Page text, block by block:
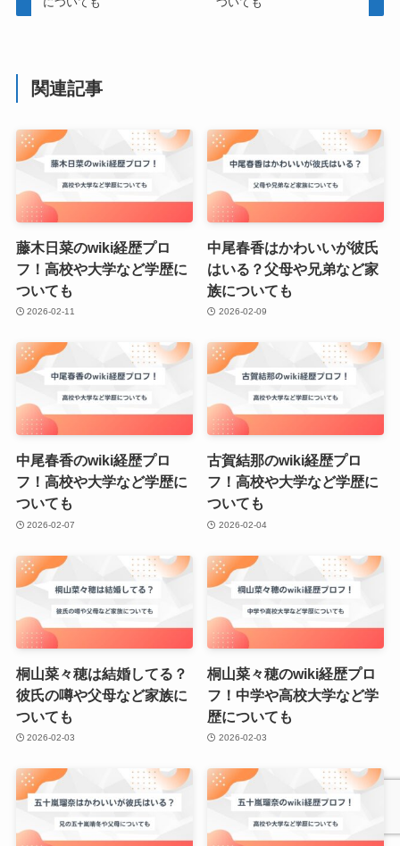
関連記事
藤木日菜のwiki経歴プロ
フ！高校や大学など学歴に
ついても
2026-02-11
中尾春香はかわいいが彼氏
はいる？父母や兄弟など家
族についても
2026-02-09
中尾春香のwiki経歴プロ
フ！高校や大学など学歴に
ついても
2026-02-07
古賀結那のwiki経歴プロ
フ！高校や大学など学歴に
ついても
2026-02-04
桐山菜々穂は結婚してる？
彼氏の噂や父母など家族に
ついても
2026-02-03
桐山菜々穂のwiki経歴プロ
フ！中学や高校大学など学
歴についても
2026-02-03